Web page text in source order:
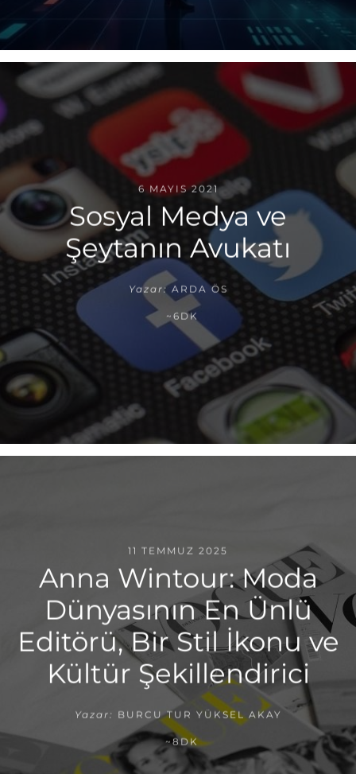
6 MAYIS 2021
Sosyal Medya ve
Şeytanın Avukatı
Yazar: ARDA ÖS
~6DK
11 TEMMUZ 2025
Anna Wintour: Moda
Dünyasının En Ünlü
Editörü, Bir Stil İkonu ve
Kültür Şekillendirici
Yazar: BURCU TUR YÜKSEL AKAY
~8DK